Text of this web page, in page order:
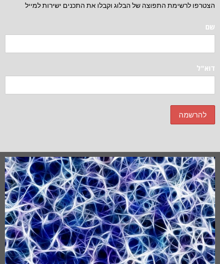
הצטרפו לרשימת התפוצה של הבלוג וקבלו את התכנים ישירות למייל
שם
דוא"ל